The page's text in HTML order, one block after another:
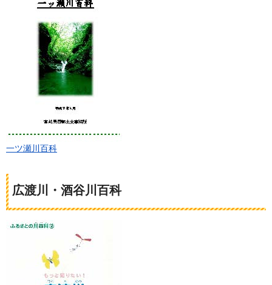
一ツ瀬川百科
広渡川・酒谷川百科